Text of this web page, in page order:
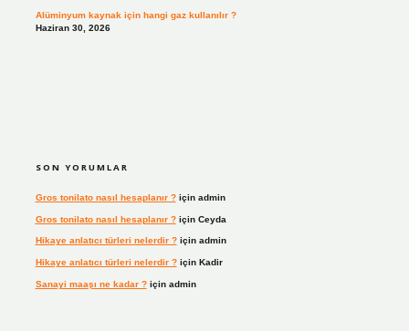
Alüminyum kaynak için hangi gaz kullanılır ?
Haziran 30, 2026
SON YORUMLAR
Gros tonilato nasıl hesaplanır ?için admin
Gros tonilato nasıl hesaplanır ?için Ceyda
Hikaye anlatıcı türleri nelerdir ?için admin
Hikaye anlatıcı türleri nelerdir ?için Kadir
Sanayi maaşı ne kadar ?için admin